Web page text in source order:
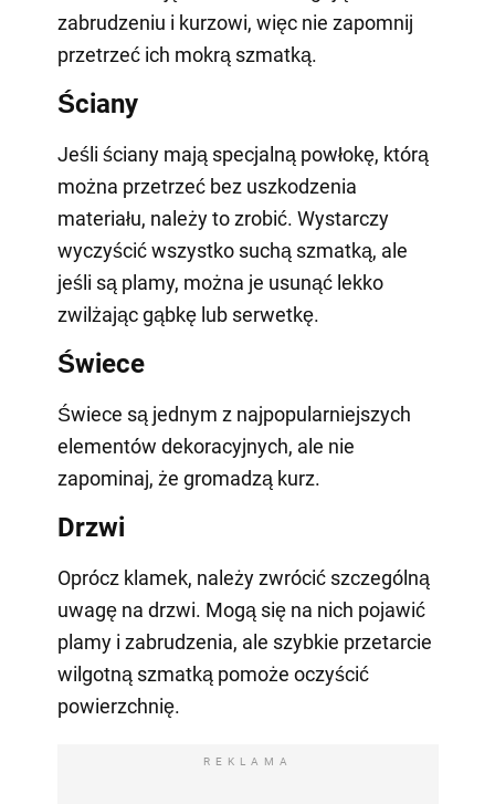
zabrudzeniu i kurzowi, więc nie zapomnij
przetrzeć ich mokrą szmatką.
Ściany
Jeśli ściany mają specjalną powłokę, którą
można przetrzeć bez uszkodzenia
materiału, należy to zrobić. Wystarczy
wyczyścić wszystko suchą szmatką, ale
jeśli są plamy, można je usunąć lekko
zwilżając gąbkę lub serwetkę.
Świece
Świece są jednym z najpopularniejszych
elementów dekoracyjnych, ale nie
zapominaj, że gromadzą kurz.
Drzwi
Oprócz klamek, należy zwrócić szczególną
uwagę na drzwi. Mogą się na nich pojawić
plamy i zabrudzenia, ale szybkie przetarcie
wilgotną szmatką pomoże oczyścić
powierzchnię.
REKLAMA